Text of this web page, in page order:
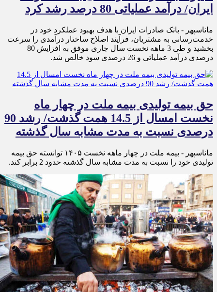
ایران/ درآمد عملیاتی 80 درصد رشد کرد
ماناسپهر - ​بانک صادرات ایران با هدف بهبود عملکرد خود در
خدمت‌رسانی به مشتریان، فرآیند اصلاح ساختار درآمدی را سرعت
بخشید و طی 3 ماهه نخست سال جاری موفق به افزایش 80
درصدی درآمد عملیاتی و 26 درصدی سود خالص شد.
حق بیمه تولیدی بیمه ملت در چهار ماه
نخست امسال از 14.5 همت گذشت/ رشد 90
درصدی نسبت به مدت مشابه سال گذشته
ماناسپهر - بیمه ملت در چهار ماهه نخست ۱۴٠۵ توانسته حق بیمه
تولیدی خود را نسبت به مدت مشابه سال گذشته حدود 2 برابر کند.